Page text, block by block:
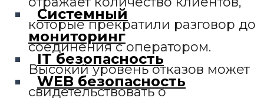
Системный
мониторинг
IT безопасность
WEB безопасность
которые прекратили разговор до
соединения с оператором.
Высокий уровень отказов может
свидетельствовать о